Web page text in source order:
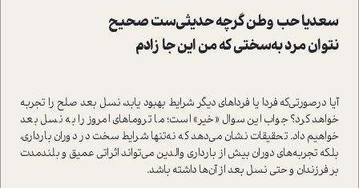
سعدیا حب وطن گرچه حدیثی‌ست صحیح
نتوان مرد به‌سختی که من این جا زادم
آیا درصورتی‌که فردا یا فرداهای دیگر شرایط بهبود یابد، نسل بعد صلح را تجربه
خواهد کرد؟ جواب این سوال «خیر» است؛ ما تروماهای امروز را به نسل بعد
خواهیم داد. تحقیقات نشان می‌دهد که نه‌تنها شرایط سخت در دوران بارداری،
بلکه تجربه‌های دوران بیش از بارداری والدین می‌تواند اثراتی عمیق و بلندمدت
بر فرزندان و حتی نسل بعد از آن‌ها داشته باشد.